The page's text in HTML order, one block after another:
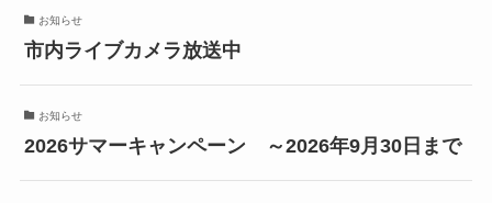
お知らせ
市内ライブカメラ放送中
お知らせ
2026サマーキャンペーン ～2026年9月30日まで